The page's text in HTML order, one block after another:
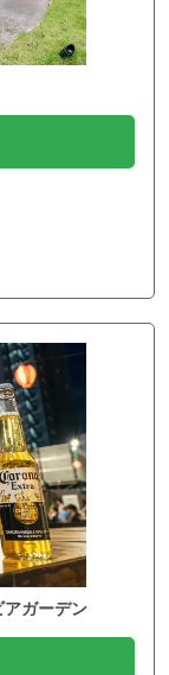
ガーデン